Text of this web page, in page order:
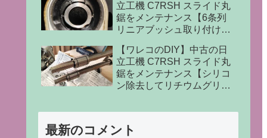
立工機 C7RSH スライド丸
鋸をメンテナンス【6条列
リニアブッシュ取り付け完
【ワレコのDIY】中古の日
立工機 C7RSH スライド丸
鋸をメンテナンス【シリコ
ン除去してリチウムグリス
最新のコメント